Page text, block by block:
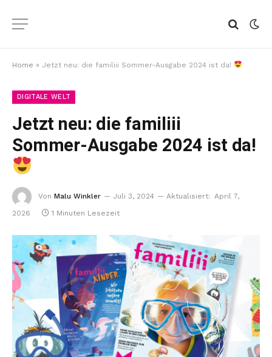
Home » Jetzt neu: die familiii Sommer-Ausgabe 2024 ist da!
DIGITALE WELT
Jetzt neu: die familiii
Sommer-Ausgabe 2024 ist da!
Von Malu Winkler Juli 3, 2024 Aktualisiert: April 7,
2026
1 Minuten Lesezeit